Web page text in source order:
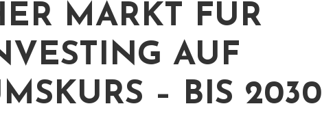
MARKT FÜR
AUF
– BIS 2030